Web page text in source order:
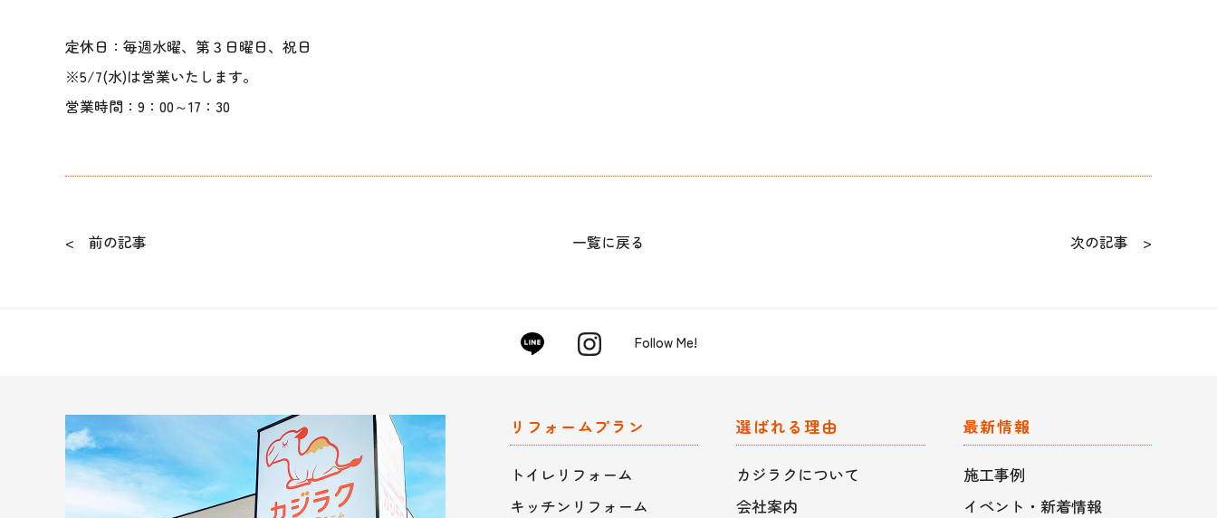
定休日：毎週水曜、第３日曜日、祝日
※5/7(水)は営業いたします。
営業時間：9：00～17：30
< 前の記事 一覧に戻る 次の記事 >
Follow Me!
リフォームプラン
トイレリフォーム
キッチンリフォーム
選ばれる理由
カジラクについて
会社案内
最新情報
施工事例
イベント・新着情報